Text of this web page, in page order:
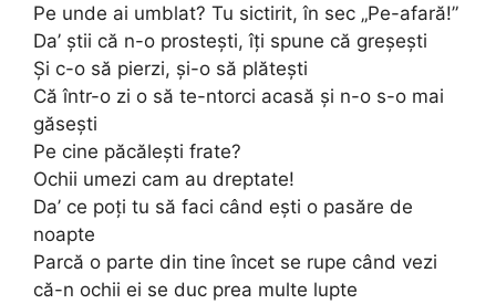
Pe unde ai umblat? Tu sictirit, în sec „Pe-afară!”
Da’ știi că n-o prostești, îți spune că greșești
Și c-o să pierzi, și-o să plătești
Că într-o zi o să te-ntorci acasă și n-o s-o mai
găsești
Pe cine păcălești frate?
Ochii umezi cam au dreptate!
Da’ ce poți tu să faci când ești o pasăre de
noapte
Parcă o parte din tine încet se rupe când vezi
că-n ochii ei se duc prea multe lupte